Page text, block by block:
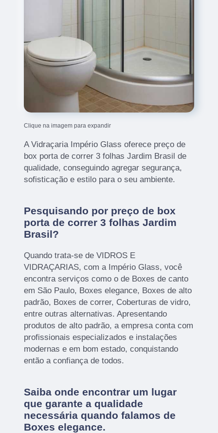
Clique na imagem para expandir
A Vidraçaria Império Glass oferece preço de
box porta de correr 3 folhas Jardim Brasil de
qualidade, conseguindo agregar segurança,
sofisticação e estilo para o seu ambiente.
Pesquisando por preço de box
porta de correr 3 folhas Jardim
Brasil?
Quando trata-se de VIDROS E
VIDRAÇARIAS, com a Império Glass, você
encontra serviços como o de Boxes de canto
em São Paulo, Boxes elegance, Boxes de alto
padrão, Boxes de correr, Coberturas de vidro,
entre outras alternativas. Apresentando
produtos de alto padrão, a empresa conta com
profissionais especializados e instalações
modernas e em bom estado, conquistando
então a confiança de todos.
Saiba onde encontrar um lugar
que garante a qualidade
necessária quando falamos de
Boxes elegance.